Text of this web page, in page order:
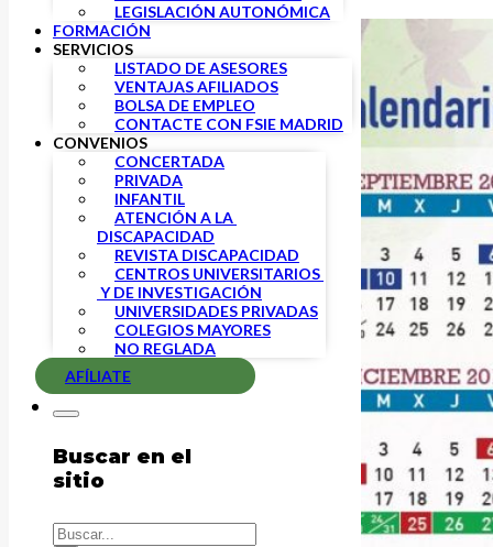
LEGISLACIÓN AUTONÓMICA
FORMACIÓN
SERVICIOS
LISTADO DE ASESORES
VENTAJAS AFILIADOS
BOLSA DE EMPLEO
CONTACTE CON FSIE MADRID
CONVENIOS
CONCERTADA
PRIVADA
INFANTIL
ATENCIÓN A LA
DISCAPACIDAD
REVISTA DISCAPACIDAD
CENTROS UNIVERSITARIOS
Y DE INVESTIGACIÓN
UNIVERSIDADES PRIVADAS
COLEGIOS MAYORES
NO REGLADA
AFÍLIATE
Buscar en el
sitio
Buscar